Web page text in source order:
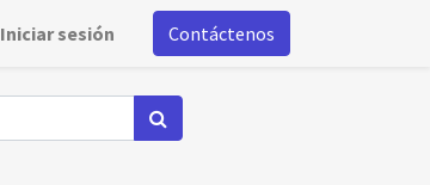
Iniciar sesión Contáctenos